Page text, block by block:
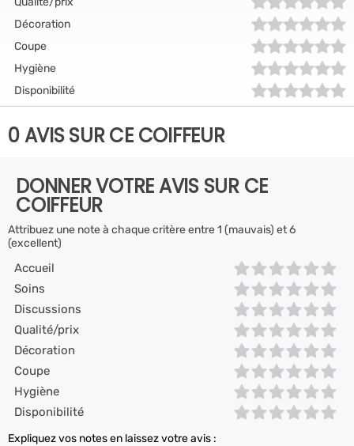
Décoration
Coupe
Hygiène
Disponibilité
0 AVIS SUR CE COIFFEUR
DONNER VOTRE AVIS SUR CE
COIFFEUR
Attribuez une note à chaque critère entre 1 (mauvais) et 6
(excellent)
Accueil
Soins
Discussions
Qualité/prix
Décoration
Coupe
Hygiène
Disponibilité
Expliquez vos notes en laissez votre avis :